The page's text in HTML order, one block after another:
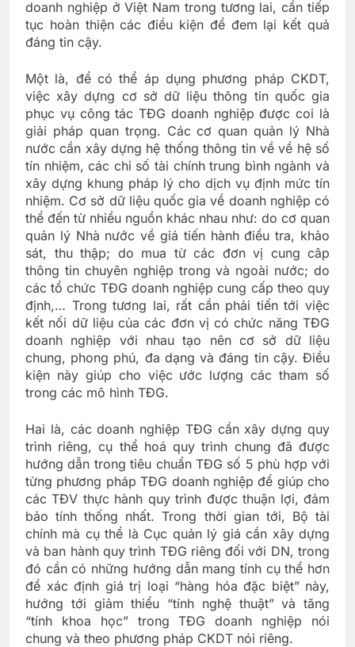
doanh nghiệp ở Việt Nam trong tương lai, cần tiếp
tục hoàn thiện các điều kiện để đem lại kết quả
đáng tin cậy.
Một là, để có thể áp dụng phương pháp CKDT,
việc xây dựng cơ sở dữ liệu thông tin quốc gia
phục vụ công tác TĐG doanh nghiệp được coi là
giải pháp quan trọng. Các cơ quan quản lý Nhà
nước cần xây dựng hệ thống thông tin về về hệ số
tín nhiệm, các chỉ số tài chính trung bình ngành và
xây dựng khung pháp lý cho dịch vụ định mức tín
nhiệm. Cơ sở dữ liệu quốc gia về doanh nghiệp có
thể đến từ nhiều nguồn khác nhau như: do cơ quan
quản lý Nhà nước về giá tiến hành điều tra, khảo
sát, thu thập; do mua từ các đơn vị cung câp
thông tin chuyên nghiệp trong và ngoài nước; do
các tổ chức TĐG doanh nghiệp cung cấp theo quy
định,… Trong tương lai, rất cần phải tiến tới việc
kết nối dữ liệu của các đơn vị có chức năng TĐG
doanh nghiệp với nhau tạo nên cơ sở dữ liệu
chung, phong phú, đa dạng và đáng tin cậy. Điều
kiện này giúp cho việc ước lượng các tham số
trong các mô hình TĐG.
Hai là, các doanh nghiệp TĐG cần xây dựng quy
trình riêng, cụ thể hoá quy trình chung đã được
hướng dẫn trong tiêu chuẩn TĐG số 5 phù hợp với
từng phương pháp TĐG doanh nghiệp để giúp cho
các TĐV thực hành quy trình được thuận lợi, đảm
bảo tính thống nhất. Trong thời gian tới, Bộ tài
chính mà cụ thể là Cục quản lý giá cần xây dựng
và ban hành quy trình TĐG riêng đối với DN, trong
đó cần có những hướng dẫn mang tính cụ thể hơn
để xác định giá trị loại “hàng hóa đặc biệt” này,
hướng tới giảm thiểu “tính nghệ thuật” và tăng
“tính khoa học” trong TĐG doanh nghiệp nói
chung và theo phương pháp CKDT nói riêng.